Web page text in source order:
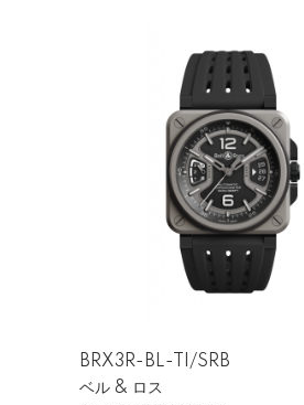
計器から生
ベル＆ロス最大
エアケースは
「ベル＆ロス
BRX3R-BL-TI/SRB
ベル & ロス